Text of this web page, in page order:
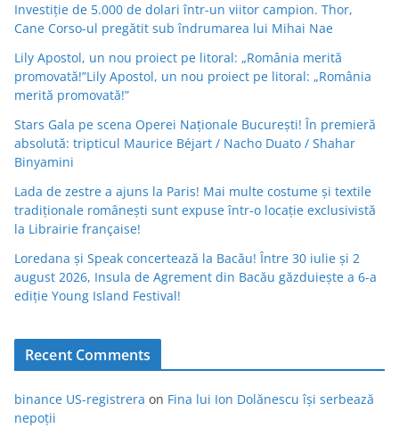
Investiție de 5.000 de dolari într-un viitor campion. Thor,
Cane Corso-ul pregătit sub îndrumarea lui Mihai Nae
Lily Apostol, un nou proiect pe litoral: „România merită
promovată!”Lily Apostol, un nou proiect pe litoral: „România
merită promovată!”
Stars Gala pe scena Operei Naționale București! În premieră
absolută: tripticul Maurice Béjart / Nacho Duato / Shahar
Binyamini
Lada de zestre a ajuns la Paris! Mai multe costume și textile
tradiționale românești sunt expuse într-o locație exclusivistă
la Librairie française!
Loredana și Speak concertează la Bacău! Între 30 iulie și 2
august 2026, Insula de Agrement din Bacău găzduiește a 6-a
ediție Young Island Festival!
Recent Comments
binance US-registrera on Fina lui Ion Dolănescu își serbează
nepoții